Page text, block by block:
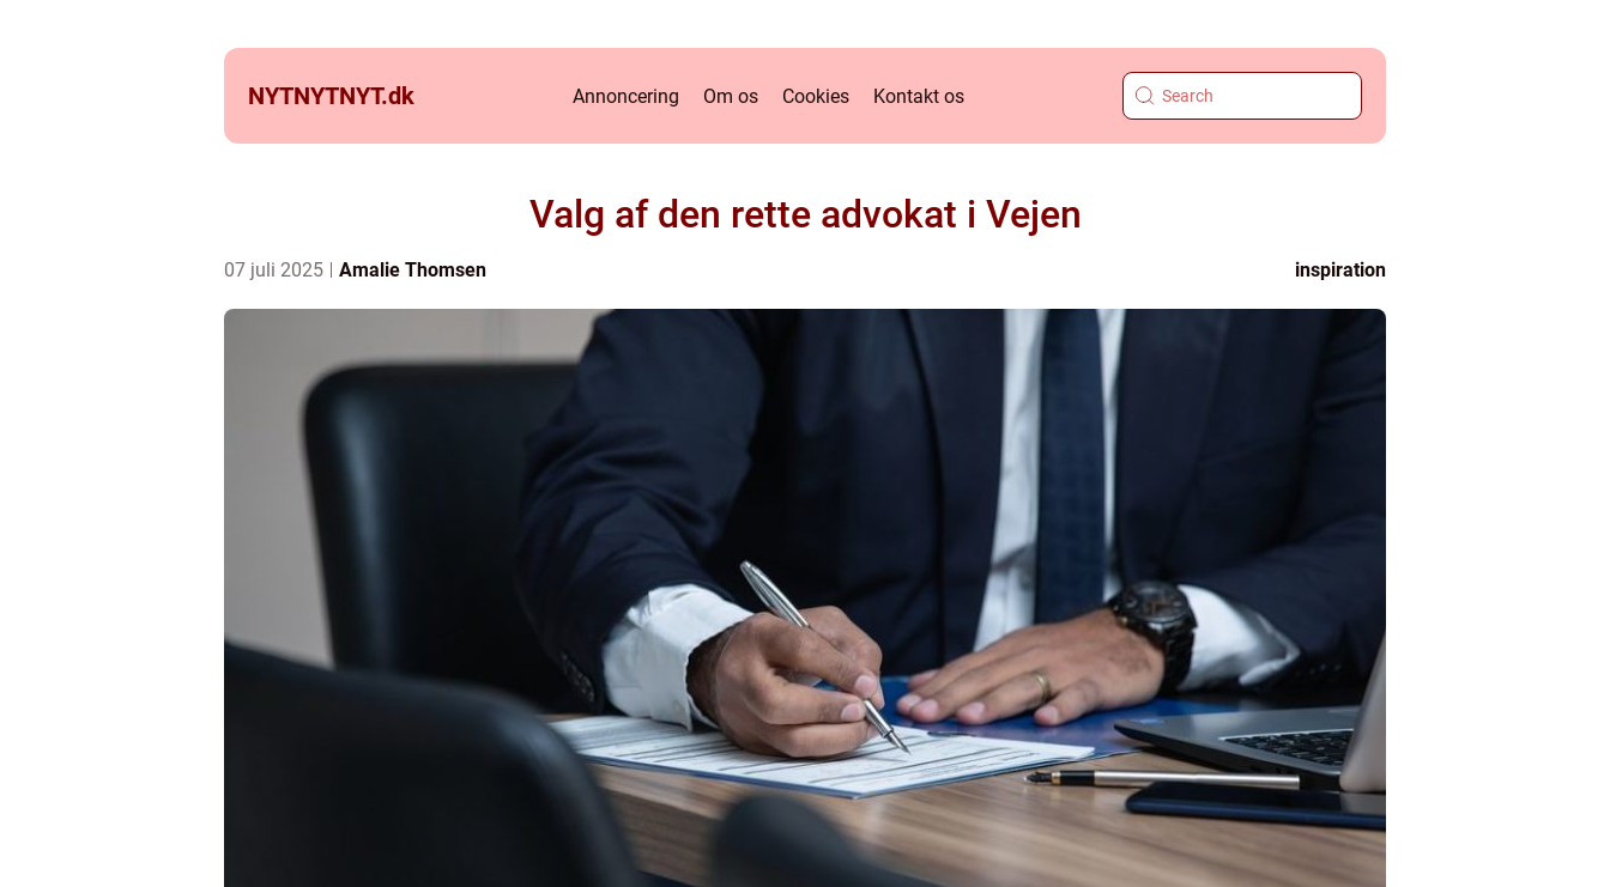
NYTNYTNYT.dk Annoncering Om os Cookies Kontakt os
Valg af den rette advokat i Vejen
07 juli 2025 Amalie Thomsen inspiration